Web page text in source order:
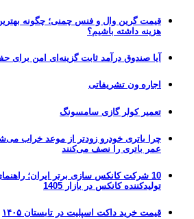
قیمت گرین وال و فنس چمنی؛ چگونه
هزینه داشته باشیم؟
آیا صندوق درآمد ثابت گزینه‌ای امن
اجاره ون تشریفاتی
تعمیر کولر گازی سامسونگ
عمر باتری را نصف می‌کنند
10 شرکت کانکس سازی برتر ایران؛
تولیدکننده کانکس در بازار 1405
قیمت خرید داکت اسپلیت در تابستان ۱۴۰۵